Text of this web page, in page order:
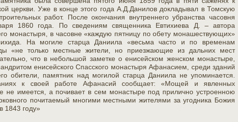
церкви. Уже в конце этого года А.Д.Данилов докладывал в Томскую
работ. После окончания внутреннего убранства часовня
1860 года. По сведениям священника Евтихиева Д. – автора
монастыря, в часовне «каждую пятницу по обету монашествующих»
На могиле старца Даниила «весьма часто и по временам
«не только местные жители, но приезжающие из дальних мест
что в небольшой заметке о енисейском женском монастыре,
енисейского Спасского монастыря Афанасием, среди зданий
обители, памятник над могилой старца Даниила не упоминается.
к своей работе Афанасий сообщает: «Мощей и явленных
не имеется, а почивает в сем монастыре под прилично устроенною
почитаемый многими местными жителями за угодника Божия
1843 году»